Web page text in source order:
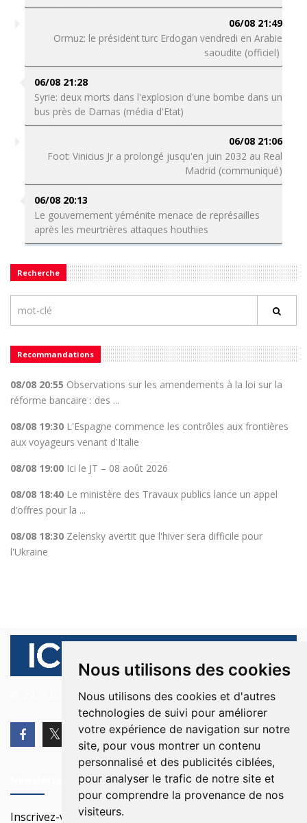
Nous utilisons des cookies
Nous utilisons des cookies et d'autres
technologies de suivi pour améliorer
votre expérience de navigation sur notre
site, pour vous montrer un contenu
personnalisé et des publicités ciblées,
pour analyser le trafic de notre site et
pour comprendre la provenance de nos
visiteurs.
06/08 21:49
Ormuz: le président turc Erdogan vendredi en Arabie
saoudite (officiel)
06/08 21:28
Syrie: deux morts dans l'explosion d'une bombe dans un
bus près de Damas (média d'Etat)
06/08 21:06
Foot: Vinicius Jr a prolongé jusqu'en juin 2032 au Real
Madrid (communiqué)
06/08 20:13
Le gouvernement yéménite menace de représailles
après les meurtrières attaques houthies
Recherche
Recommandations
08/08 20:55 Observations sur les amendements à la loi sur la
réforme bancaire : des ...
08/08 19:30 L'Espagne commence les contrôles aux frontières
aux voyageurs venant d'Italie
08/08 19:00 Ici le JT – 08 août 2026
08/08 18:40 Le ministère des Travaux publics lance un appel
d’offres pour la ...
08/08 18:30 Zelensky avertit que l'hiver sera difficile pour
l'Ukraine
© 2026 Ici Beyrouth. Tous les droits sont réservés.
Inscrivez-vous à notre Newsletter